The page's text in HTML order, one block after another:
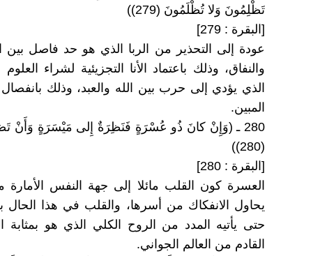
تَظْلِمُونَ وَلا تُظْلَمُونَ (279))
[البقرة : 279]
عودة إلى التحذير من الربا الذي هو حد فاصل بين
والنفاق، وذلك باعتماد الأنا التجزيئية لشراء العلوم
الذي يؤدي إلى حرب بين الله والعبد، وذلك
المبين.
280 ـ (وَإِنْ كانَ ذُو عُسْرَةٍ فَنَظِرَةٌ إِلى مَيْسَرَةٍ وَأَنْ
(280))
[البقرة : 280]
العسرة كون القلب مائلا إلى جهة النفس
يحاول الانفكاك من أسرها، والقلب في هذا الحال
حتى يأتيه المدد من الروح الكلي الذي هو بمثابة
القادم من العالم الجواني.